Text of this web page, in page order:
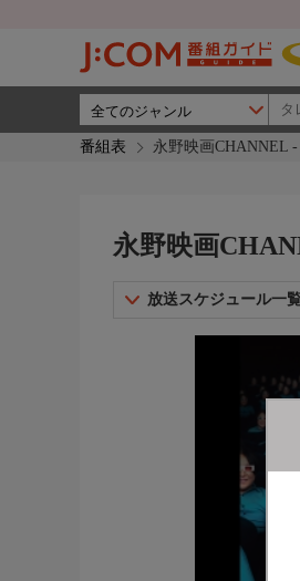
番組表 永野映画CHANNEL
永野映画
放送スケジュール一